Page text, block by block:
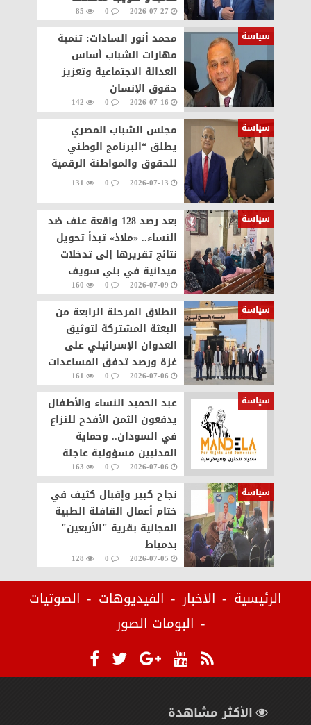
لمسيرة حافلة بالإنجازات
2026-07-27
0
85
سياسة
محمد أنور السادات: تنمية
مهارات الشباب أساس
العدالة الاجتماعية وتعزيز
حقوق الإنسان
2026-07-16
0
142
سياسة
مجلس الشباب المصري
يطلق “البرنامج الوطني
للحقوق والمواطنة الرقمية
2026-07-13
0
131
سياسة
بعد رصد 128 واقعة عنف ضد
النساء.. «ملاذ» تبدأ تحويل
نتائج تقريرها إلى تدخلات
ميدانية في بني سويف
2026-07-09
0
160
سياسة
انطلاق المرحلة الرابعة من
البعثة المشتركة لتوثيق
العدوان الإسرائيلي على
غزة ورصد تدفق المساعدات
والجرحى
2026-07-06
0
161
سياسة
عبد الحميد النساء والأطفال
يدفعون الثمن الأفدح للنزاع
في السودان.. وحماية
المدنيين مسؤولية عاجلة
2026-07-06
0
163
سياسة
نجاح كبير وإقبال كثيف في
ختام أعمال القافلة الطبية
المجانية بقرية "الأربعين"
بدمياط
2026-07-05
0
128
الرئيسية الاخبار الفيديوهات
الصوتيات
البومات الصور
الأكثر مشاهدة